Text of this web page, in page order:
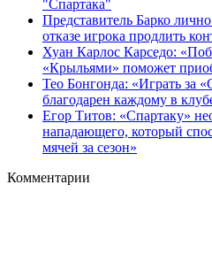
"Спартака"
Представитель Барко
отказе игрока продлить
Хуан Карлос Карседо:
«Крыльями» поможет
Тео Бонгонда: «Играть за
благодарен каждому в
Егор Титов: «Спартаку»
нападающего, который
мячей за сезон»
Комментарии